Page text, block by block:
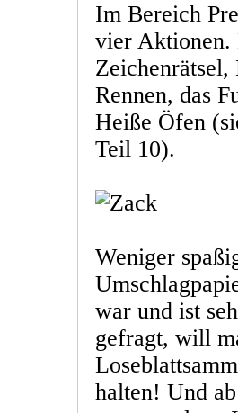
Im Bereich
vier
Rennen, das
Heiße Öfen
Teil 10).
Weniger
war und ist
gefragt, will
halten! Und